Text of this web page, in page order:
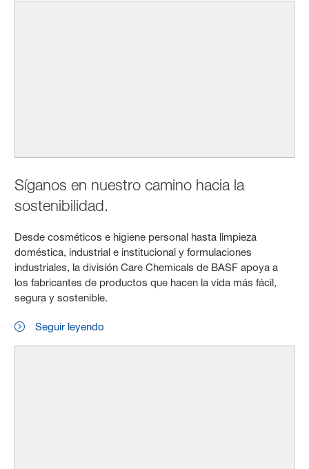
Síganos en nuestro camino hacia la
sostenibilidad.
Desde cosméticos e higiene personal hasta limpieza
doméstica, industrial e institucional y formulaciones
industriales, la división Care Chemicals de BASF apoya a
los fabricantes de productos que hacen la vida más fácil,
segura y sostenible.
Seguir leyendo